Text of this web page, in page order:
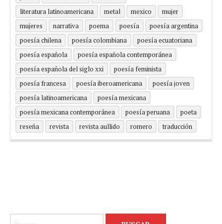
literatura latinoamericana
metal mexico
mujer
mujeres
narrativa poema poesía
poesía argentina
poesía chilena
poesía colombiana
poesía ecuatoriana
poesía española
poesía española contemporánea
poesía española del siglo xxi
poesía feminista
poesía francesa
poesía iberoamericana
poesía joven
poesía latinoamericana
poesía mexicana
poesía mexicana contemporánea
poesía peruana
poeta
reseña
revista revista aullido romero traducción